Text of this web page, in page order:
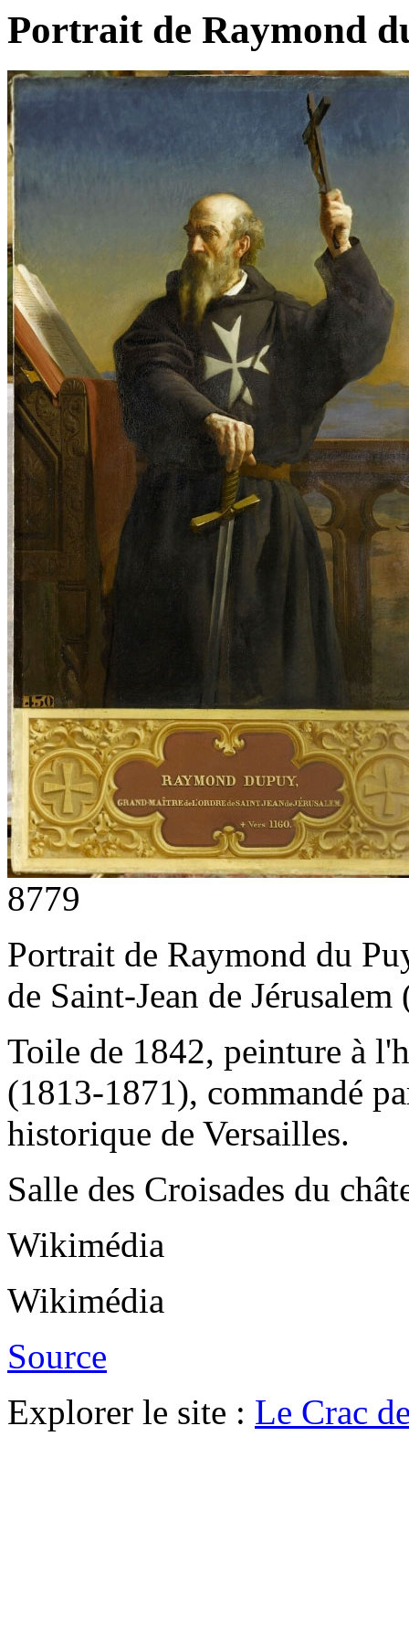
Portrait de Raymond
8779
Portrait de Raymond du
de Saint-Jean de
Toile de 1842, peinture à
(1813-1871), commandé
historique de Versailles.
Salle des Croisades du
Wikimédia
Wikimédia
Source
Explorer le site : Le Crac